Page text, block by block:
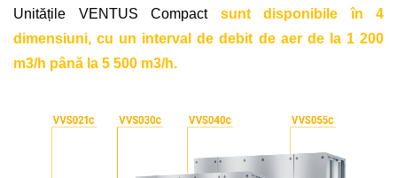
Unitățile VENTUS Compact sunt disponibile în 4
dimensiuni, cu un interval de debit de aer de la 1 200
m3/h până la 5 500 m3/h.